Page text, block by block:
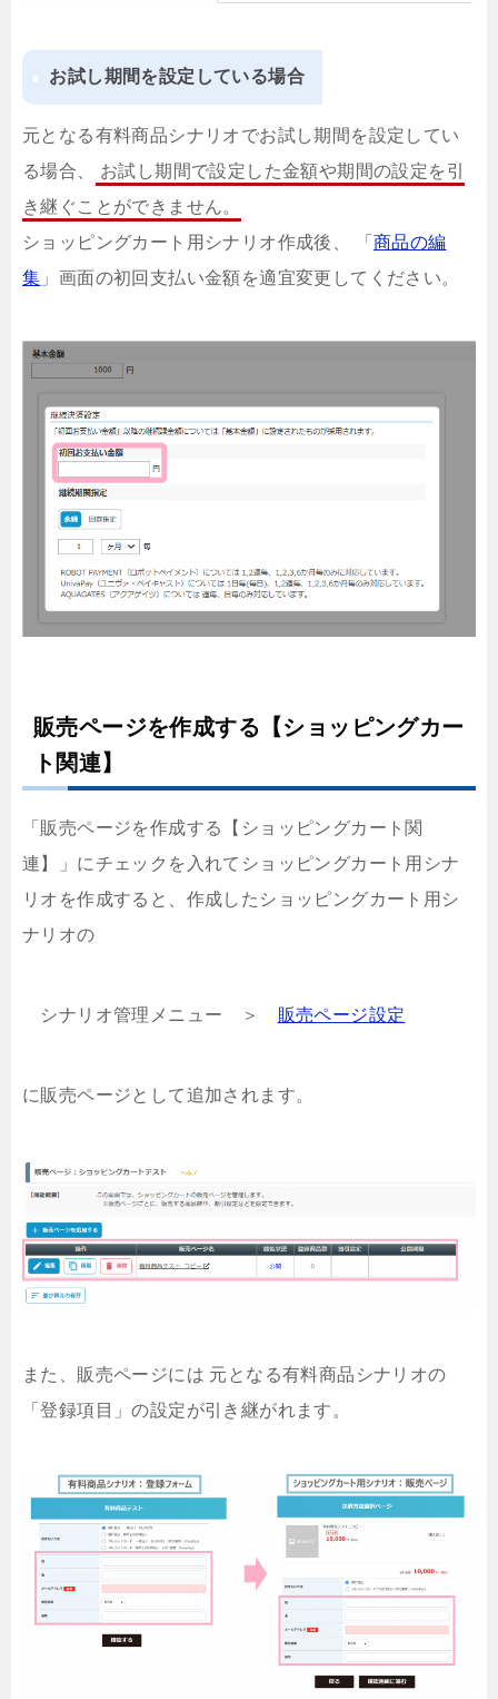
お試し期間を設定している場合
元となる有料商品シナリオでお試し期間を設定してい
る場合、
お試し期間で設定した金額や期間の設定を引
き継ぐことができません。
ショッピングカート用シナリオ作成後、 「 商品の編
集 」画面の初回支払い金額を適宜変更してください。
販売ページを作成する【ショッピングカー
ト関連】
「販売ページを作成する【ショッピングカート関
連】」にチェックを入れてショッピングカート用シナ
リオを作成すると、作成したショッピングカート用シ
ナリオの
シナリオ管理メニュー ＞ 販売ページ設定
に販売ページとして追加されます。
また、販売ページには 元となる有料商品シナリオの
「登録項目」の設定が引き継がれます。